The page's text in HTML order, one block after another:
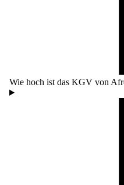
Wie hoch ist das KGV von